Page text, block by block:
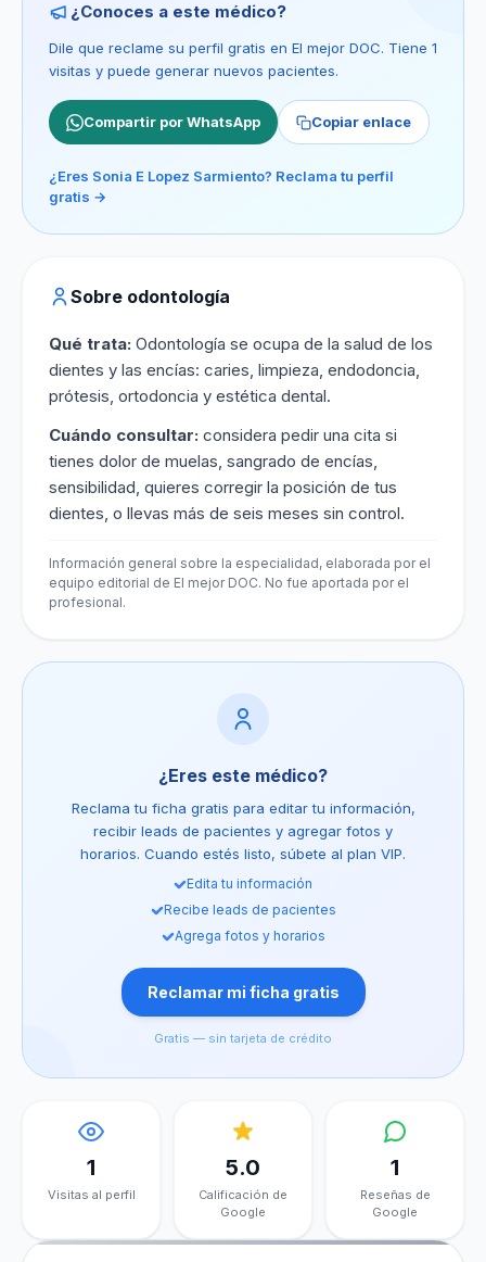
¿Conoces a este médico?
Dile que reclame su perfil gratis en El mejor DOC. Tiene 1
visitas y puede generar nuevos pacientes.
Compartir por WhatsApp Copiar enlace
¿Eres Sonia E Lopez Sarmiento? Reclama tu perfil
gratis →
Sobre odontología
Qué trata: Odontología se ocupa de la salud de los
dientes y las encías: caries, limpieza, endodoncia,
prótesis, ortodoncia y estética dental.
Cuándo consultar: considera pedir una cita si
tienes dolor de muelas, sangrado de encías,
sensibilidad, quieres corregir la posición de tus
dientes, o llevas más de seis meses sin control.
Información general sobre la especialidad, elaborada por el
equipo editorial de El mejor DOC. No fue aportada por el
profesional.
¿Eres este médico?
Reclama tu ficha gratis para editar tu información,
recibir leads de pacientes y agregar fotos y
horarios. Cuando estés listo, súbete al plan VIP.
Edita tu información
Recibe leads de pacientes
Agrega fotos y horarios
Reclamar mi ficha gratis
Gratis — sin tarjeta de crédito
1
Visitas al perfil
5.0
Calificación de
Google
1
Reseñas de
Google